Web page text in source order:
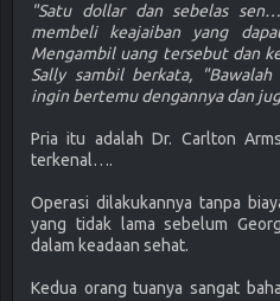
"Satu dollar dan sebelas
membeli keajaiban yang
Mengambil uang tersebut dan
Sally sambil berkata, "Bawalah
ingin bertemu dengannya dan
Pria itu adalah Dr. Carlton
terkenal….
Operasi dilakukannya tanpa
yang tidak lama sebelum
dalam keadaan sehat.
Kedua orang tuanya sangat